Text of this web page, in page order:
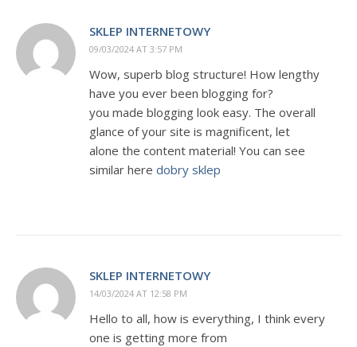
SKLEP INTERNETOWY
09/03/2024 AT 3:57 PM
Wow, superb blog structure! How lengthy
have you ever been blogging for?
you made blogging look easy. The overall
glance of your site is magnificent, let
alone the content material! You can see
similar here dobry sklep
SKLEP INTERNETOWY
14/03/2024 AT 12:58 PM
Hello to all, how is everything, I think every
one is getting more from